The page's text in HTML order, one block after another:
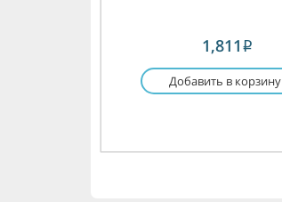
1,811 i
Добавить в корзину